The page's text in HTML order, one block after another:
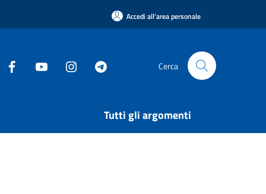
Accedi all'area personale
Cerca
Tutti gli argomenti